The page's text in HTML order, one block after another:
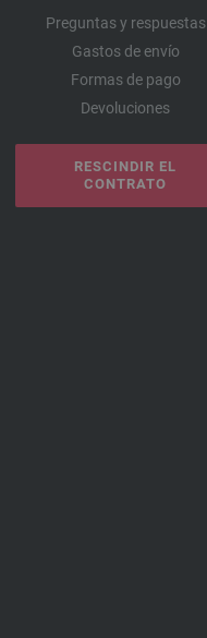
Preguntas y respuestas
Gastos de envío
Formas de pago
Devoluciones
RESCINDIR EL
CONTRATO